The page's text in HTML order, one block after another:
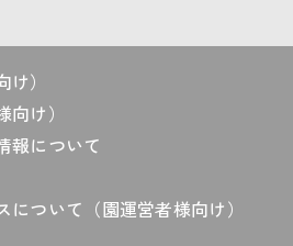
）
け）
報について
ついて（園運営者様向け）